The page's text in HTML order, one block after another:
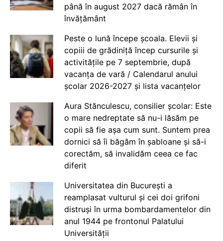
până în august 2027 dacă rămân în
învățământ
Peste o lună începe școala. Elevii și
copiii de grădiniță încep cursurile și
activitățile pe 7 septembrie, după
vacanța de vară / Calendarul anului
școlar 2026-2027 și lista vacanțelor
Aura Stănculescu, consilier școlar: Este
o mare nedreptate să nu-i lăsăm pe
copii să fie așa cum sunt. Suntem prea
dornici să îi băgăm în șabloane și să-i
corectăm, să invalidăm ceea ce fac
diferit
Universitatea din București a
reamplasat vulturul și cei doi grifoni
distruși în urma bombardamentelor din
anul 1944 pe frontonul Palatului
Universității